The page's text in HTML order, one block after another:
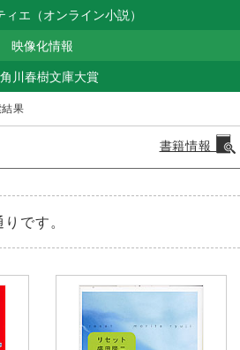
エ（オンライン小説）
映像化情報
川春樹文庫大賞
結果
書籍情報
です。